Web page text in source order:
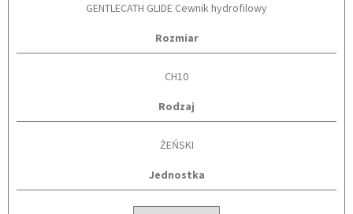
GENTLECATH GLIDE Cewnik hydrofilowy
Rozmiar
CH10
Rodzaj
ŻEŃSKI
Jednostka